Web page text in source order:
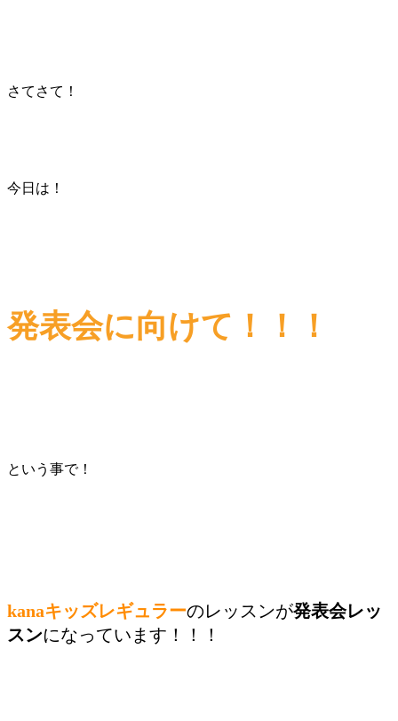
さてさて！
今日は！
発表会に向けて！！！
という事で！
kanaキッズレギュラーのレッスンが発表会レッ
スンになっています！！！